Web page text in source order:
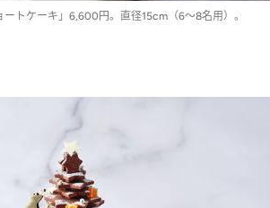
ートケーキ」6,600円。直径15cm（6～8名用）。